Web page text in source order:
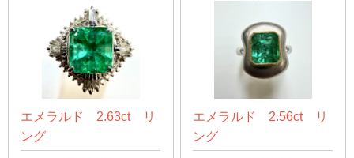
エメラルド 2.63ct リ
ング
エメラルド 2.56ct リ
ング